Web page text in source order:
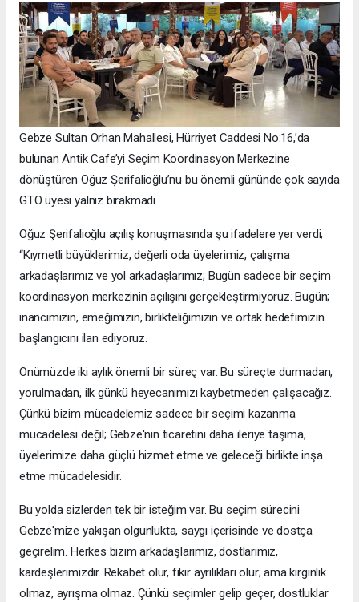
Gebze Sultan Orhan Mahallesi, Hürriyet Caddesi No:16,’da
bulunan Antik Cafe’yi Seçim Koordinasyon Merkezine
dönüştüren Oğuz Şerifalioğlu’nu bu önemli gününde çok sayıda
GTO üyesi yalnız bırakmadı..
Oğuz Şerifalioğlu açılış konuşmasında şu ifadelere yer verdi;
“Kıymetli büyüklerimiz, değerli oda üyelerimiz, çalışma
arkadaşlarımız ve yol arkadaşlarımız; Bugün sadece bir seçim
koordinasyon merkezinin açılışını gerçekleştirmiyoruz. Bugün;
inancımızın, emeğimizin, birlikteliğimizin ve ortak hedefimizin
başlangıcını ilan ediyoruz.
Önümüzde iki aylık önemli bir süreç var. Bu süreçte durmadan,
yorulmadan, ilk günkü heyecanımızı kaybetmeden çalışacağız.
Çünkü bizim mücadelemiz sadece bir seçimi kazanma
mücadelesi değil; Gebze'nin ticaretini daha ileriye taşıma,
üyelerimize daha güçlü hizmet etme ve geleceği birlikte inşa
etme mücadelesidir.
Bu yolda sizlerden tek bir isteğim var. Bu seçim sürecini
Gebze'mize yakışan olgunlukta, saygı içerisinde ve dostça
geçirelim. Herkes bizim arkadaşlarımız, dostlarımız,
kardeşlerimizdir. Rekabet olur, fikir ayrılıkları olur; ama kırgınlık
olmaz, ayrışma olmaz. Çünkü seçimler gelip geçer, dostluklar